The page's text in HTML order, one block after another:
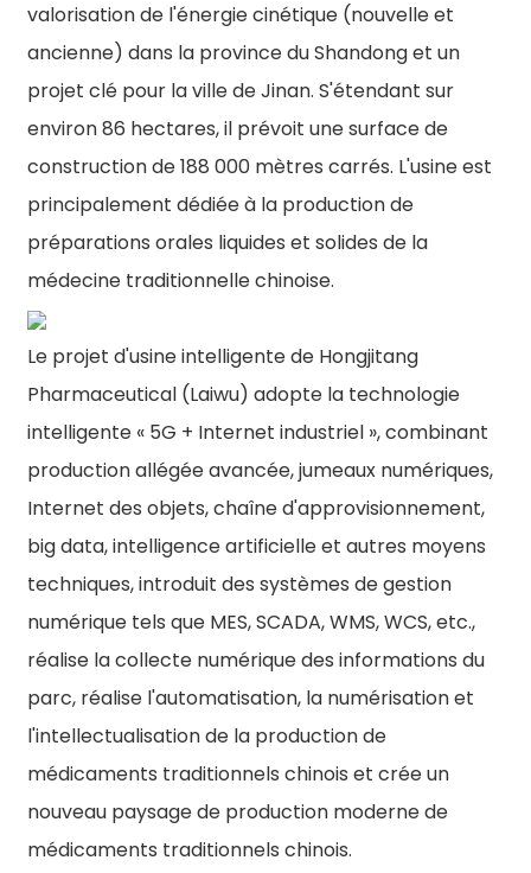
valorisation de l'énergie cinétique (nouvelle et
ancienne) dans la province du Shandong et un
projet clé pour la ville de Jinan. S'étendant sur
environ 86 hectares, il prévoit une surface de
construction de 188 000 mètres carrés. L'usine est
principalement dédiée à la production de
préparations orales liquides et solides de la
médecine traditionnelle chinoise.
Le projet d'usine intelligente de Hongjitang
Pharmaceutical (Laiwu) adopte la technologie
intelligente « 5G + Internet industriel », combinant
production allégée avancée, jumeaux numériques,
Internet des objets, chaîne d'approvisionnement,
big data, intelligence artificielle et autres moyens
techniques, introduit des systèmes de gestion
numérique tels que MES, SCADA, WMS, WCS, etc.,
réalise la collecte numérique des informations du
parc, réalise l'automatisation, la numérisation et
l'intellectualisation de la production de
médicaments traditionnels chinois et crée un
nouveau paysage de production moderne de
médicaments traditionnels chinois.